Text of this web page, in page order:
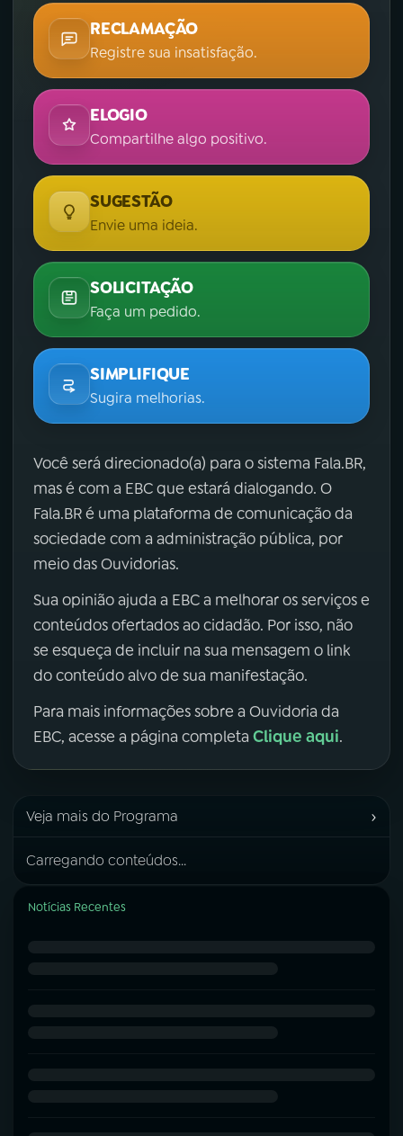
RECLAMAÇÃO
Registre sua insatisfação.
ELOGIO
Compartilhe algo positivo.
SUGESTÃO
Envie uma ideia.
SOLICITAÇÃO
Faça um pedido.
SIMPLIFIQUE
Sugira melhorias.
Você será direcionado(a) para o sistema Fala.BR,
mas é com a EBC que estará dialogando. O
Fala.BR é uma plataforma de comunicação da
sociedade com a administração pública, por
meio das Ouvidorias.
Sua opinião ajuda a EBC a melhorar os serviços e
conteúdos ofertados ao cidadão. Por isso, não
se esqueça de incluir na sua mensagem o link
do conteúdo alvo de sua manifestação.
Para mais informações sobre a Ouvidoria da
EBC, acesse a página completa Clique aqui.
Veja mais do Programa ›
Carregando conteúdos...
Notícias Recentes